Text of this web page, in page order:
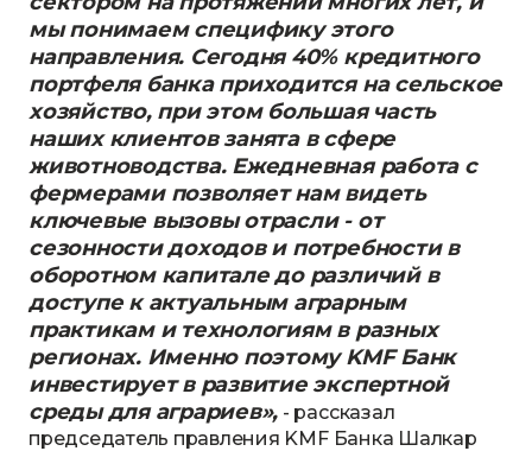
мы понимаем специфику этого
направления. Сегодня 40% кредитного
портфеля банка приходится на сельское
хозяйство, при этом большая часть
наших клиентов занята в сфере
животноводства. Ежедневная работа с
фермерами позволяет нам видеть
ключевые вызовы отрасли - от
сезонности доходов и потребности в
оборотном капитале до различий в
доступе к актуальным аграрным
практикам и технологиям в разных
регионах. Именно поэтому KMF Банк
инвестирует в развитие экспертной
среды для аграриев», - рассказал
председатель правления KMF Банка Шалкар